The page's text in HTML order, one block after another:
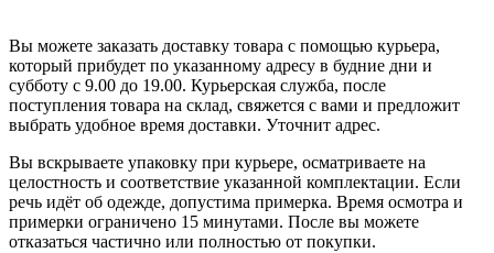
Вы можете заказать доставку товара с помощью курьера,
который прибудет по указанному адресу в будние дни и
субботу с 9.00 до 19.00. Курьерская служба, после
поступления товара на склад, свяжется с вами и предложит
выбрать удобное время доставки. Уточнит адрес.
Вы вскрываете упаковку при курьере, осматриваете на
целостность и соответствие указанной комплектации. Если
речь идёт об одежде, допустима примерка. Время осмотра и
примерки ограничено 15 минутами. После вы можете
отказаться частично или полностью от покупки.